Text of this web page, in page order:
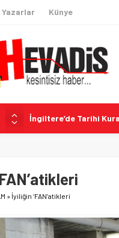
Yazarlar Künye
İngiltere’de Tarihi
CHP’li Belediyelerde
Coğrafi İşaretli
» İyiliğin ‘FAN’atikleri